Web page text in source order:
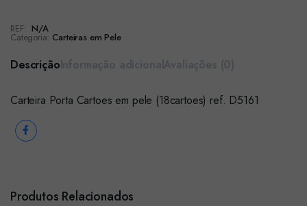
REF: N/A
Categoria: Carteiras em Pele
Descrição
Carteira Porta Cartoes em pele (18cartoes) ref. D5161
Produtos Relacionados